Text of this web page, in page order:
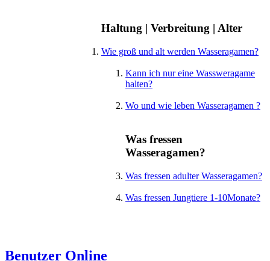
Haltung | Verbreitung | Alter
Wie groß und alt werden Wasseragamen?
Kann ich nur eine Wassweragame
halten?
Wo und wie leben Wasseragamen ?
Was fressen
Wasseragamen?
Was fressen adulter Wasseragamen?
Was fressen Jungtiere 1-10Monate?
Benutzer Online